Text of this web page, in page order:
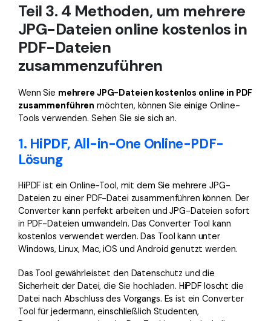
Teil 3. 4 Methoden, um mehrere
JPG-Dateien online kostenlos in
PDF-Dateien
zusammenzuführen
Wenn Sie mehrere JPG-Dateien kostenlos online in PDF
zusammenführen möchten, können Sie einige Online-
Tools verwenden. Sehen Sie sie sich an.
1. HiPDF, All-in-One Online-PDF-
Lösung
HiPDF ist ein Online-Tool, mit dem Sie mehrere JPG-
Dateien zu einer PDF-Datei zusammenführen können. Der
Converter kann perfekt arbeiten und JPG-Dateien sofort
in PDF-Dateien umwandeln. Das Converter Tool kann
kostenlos verwendet werden. Das Tool kann unter
Windows, Linux, Mac, iOS und Android genutzt werden.
Das Tool gewährleistet den Datenschutz und die
Sicherheit der Datei, die Sie hochladen. HiPDF löscht die
Datei nach Abschluss des Vorgangs. Es ist ein Converter
Tool für jedermann, einschließlich Studenten,